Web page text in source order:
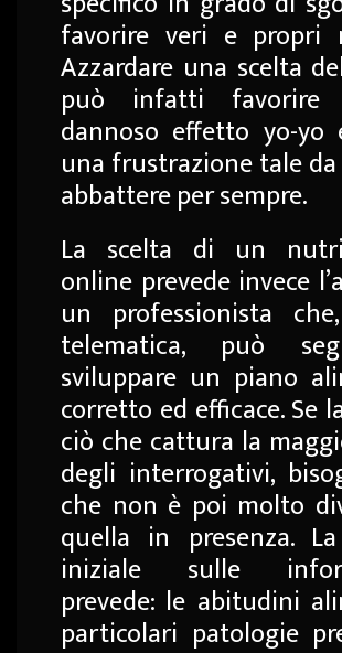
favorire veri e propri
Azzardare una scelta
può infatti
dannoso effetto yo-yo
una frustrazione tale
abbattere per sempre.
La scelta di un
online prevede invece
un professionista
telematica, può
sviluppare un piano
corretto ed efficace. Se
ciò che cattura la
degli interrogativi,
che non è poi molto
quella in presenza.
iniziale sulle
prevede: le abitudini
particolari patologie